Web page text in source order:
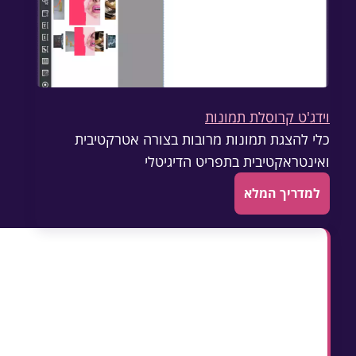
וידג'ט קרוסלת תמונות
כלי להצגת תמונות מרובות בצורה אטרקטיבית
ואינטראקטיבית בתפריט הדיגיטלי
למדריך המלא